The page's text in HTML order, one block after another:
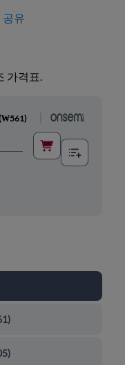
공유
가격표.
(₩561)
)
)